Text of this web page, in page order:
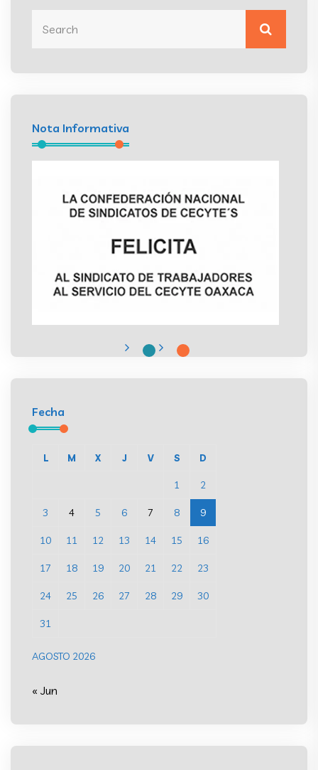
Nota Informativa
Fecha
AGOSTO 2026
L M X J V S D
1 2
3 4 5 6 7 8 9
10 11 12 13 14 15 16
17 18 19 20 21 22 23
24 25 26 27 28 29 30
31
« Jun